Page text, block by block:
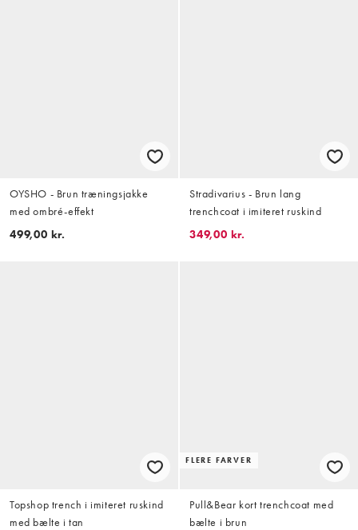
OYSHO - Brun træningsjakke
med ombré-effekt
499,00 kr.
Stradivarius - Brun lang
trenchcoat i imiteret ruskind
349,00 kr.
Topshop trench i imiteret ruskind
med bælte i tan
FLERE FARVER
Pull&Bear kort trenchcoat med
bælte i brun